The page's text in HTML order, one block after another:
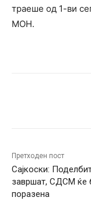
траеше од 1-ви
МОН.
Претходен пост
Сајкоски:
завршат, СДСМ ќе
поразена